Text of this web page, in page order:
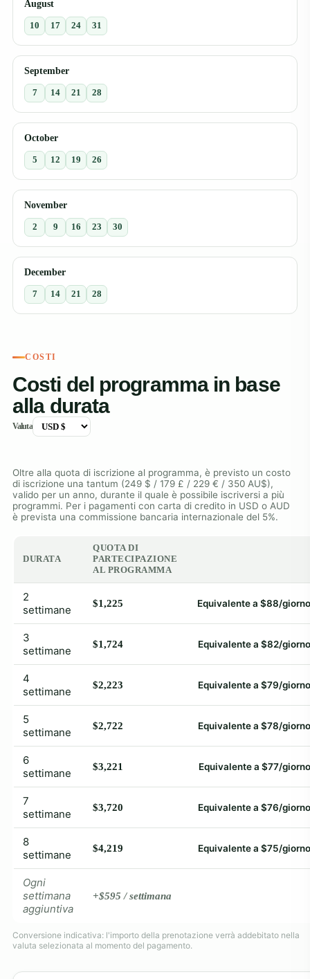
August
10 17 24 31
September
7 14 21 28
October
5 12 19 26
November
2 9 16 23 30
December
7 14 21 28
COSTI
Costi del programma in base
alla durata
Valuta
Oltre alla quota di iscrizione al programma, è previsto un costo
di iscrizione una tantum (249 $ / 179 £ / 229 € / 350 AU$),
valido per un anno, durante il quale è possibile iscriversi a più
programmi. Per i pagamenti con carta di credito in USD o AUD
è prevista una commissione bancaria internazionale del 5%.
DURATA
QUOTA DI
PARTECIPAZIONE
AL PROGRAMMA
2
settimane
$1,225 Equivalente a $88/giorno
3
settimane
$1,724 Equivalente a $82/giorno
4
settimane
$2,223 Equivalente a $79/giorno
5
settimane
$2,722 Equivalente a $78/giorno
6
settimane
$3,221 Equivalente a $77/giorno
7
settimane
$3,720 Equivalente a $76/giorno
8
settimane
$4,219 Equivalente a $75/giorno
Ogni
settimana
aggiuntiva
+$595 / settimana
Conversione indicativa: l'importo della prenotazione verrà addebitato nella
valuta selezionata al momento del pagamento.